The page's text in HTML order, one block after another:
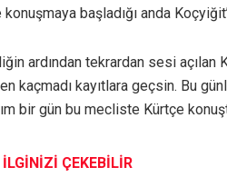
konuşmaya başladığı anda
ardından tekrardan sesi açılan
kaçmadı kayıtlara geçsin. Bu
bir gün bu mecliste Kürtçe
İLGİNİZİ ÇEKEBİLİR